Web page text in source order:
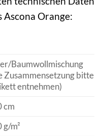
Orange:
Baumwollmischung
Zusammensetzung bitte
entnehmen)
cm
g/m²